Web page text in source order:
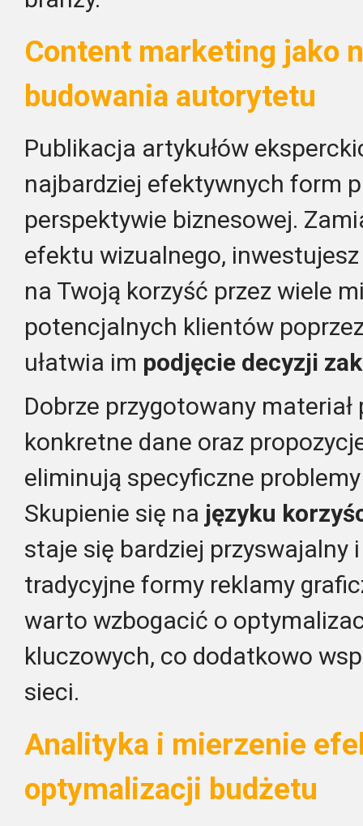
Content marketing jako
budowania autorytetu
Publikacja artykułów
najbardziej efektywnych form
perspektywie biznesowej.
efektu wizualnego,
na Twoją korzyść przez wiele
potencjalnych klientów
ułatwia im podjęcie decyzji
Dobrze przygotowany
konkretne dane oraz
eliminują specyficzne
Skupienie się na języku
staje się bardziej przyswajalny
tradycyjne formy reklamy
warto wzbogacić o
kluczowych, co dodatkowo
sieci.
Analityka i mierzenie
optymalizacji budżetu